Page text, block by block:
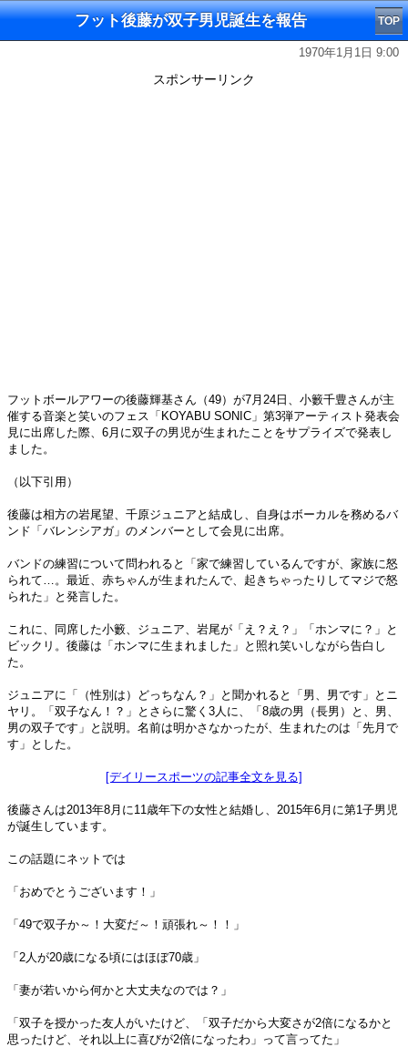
フット後藤が双子男児誕生を報告 TOP
1970年1月1日 9:00
スポンサーリンク
フットボールアワーの後藤輝基さん（49）が7月24日、小籔千豊さんが主
催する音楽と笑いのフェス「KOYABU SONIC」第3弾アーティスト発表会
見に出席した際、6月に双子の男児が生まれたことをサプライズで発表し
ました。
（以下引用）
後藤は相方の岩尾望、千原ジュニアと結成し、自身はボーカルを務めるバ
ンド「バレンシアガ」のメンバーとして会見に出席。
バンドの練習について問われると「家で練習しているんですが、家族に怒
られて…。最近、赤ちゃんが生まれたんで、起きちゃったりしてマジで怒
られた」と発言した。
これに、同席した小籔、ジュニア、岩尾が「え？え？」「ホンマに？」と
ビックリ。後藤は「ホンマに生まれました」と照れ笑いしながら告白し
た。
ジュニアに「（性別は）どっちなん？」と聞かれると「男、男です」とニ
ヤリ。「双子なん！？」とさらに驚く3人に、「8歳の男（長男）と、男、
男の双子です」と説明。名前は明かさなかったが、生まれたのは「先月で
す」とした。
[デイリースポーツの記事全文を見る]
後藤さんは2013年8月に11歳年下の女性と結婚し、2015年6月に第1子男児
が誕生しています。
この話題にネットでは
「おめでとうございます！」
「49で双子か～！大変だ～！頑張れ～！！」
「2人が20歳になる頃にはほぼ70歳」
「妻が若いから何かと大丈夫なのでは？」
「双子を授かった友人がいたけど、「双子だから大変さが2倍になるかと
思ったけど、それ以上に喜びが2倍になったわ」って言ってた」